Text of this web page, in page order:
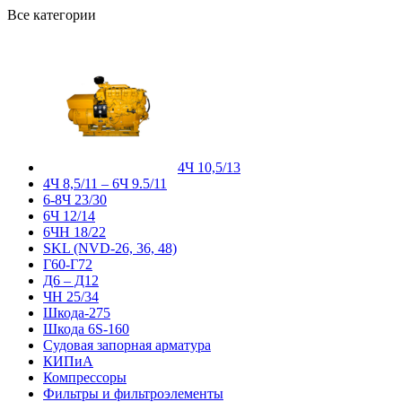
Все категории
4Ч 10,5/13
4Ч 8,5/11 – 6Ч 9.5/11
6-8Ч 23/30
6Ч 12/14
6ЧН 18/22
SKL (NVD-26, 36, 48)
Г60-Г72
Д6 – Д12
ЧН 25/34
Шкода-275
Шкода 6S-160
Судовая запорная арматура
КИПиА
Компрессоры
Фильтры и фильтроэлементы